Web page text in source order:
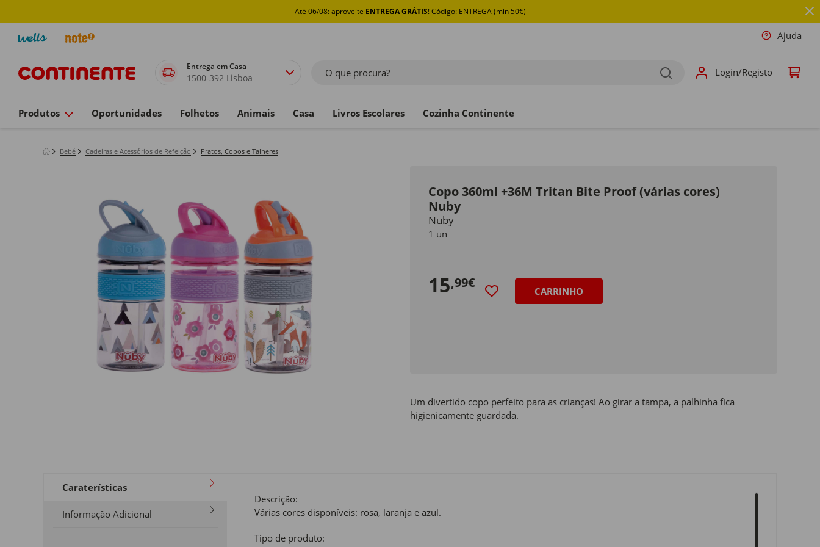
Até 06/08: aproveite ENTREGA GRÁTIS! Código: ENTREGA (min 50€)
Ajuda
Entrega em Casa
1500-392 Lisboa O que procura? Login/Registo
Produtos Oportunidades Folhetos Animais Casa Livros Escolares Cozinha Continente
Bebé Cadeiras e Acessórios de Refeição Pratos, Copos e Talheres
Copo 360ml +36M Tritan Bite Proof (várias cores)
Nuby
Nuby
1 un
15,99€
CARRINHO
Um divertido copo perfeito para as crianças! Ao girar a tampa, a palhinha fica
higienicamente guardada.
Caraterísticas
Informação Adicional
Descrição:
Várias cores disponíveis: rosa, laranja e azul.
Tipo de produto: